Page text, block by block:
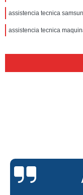
assistencia tecnica
assistencia tecnica